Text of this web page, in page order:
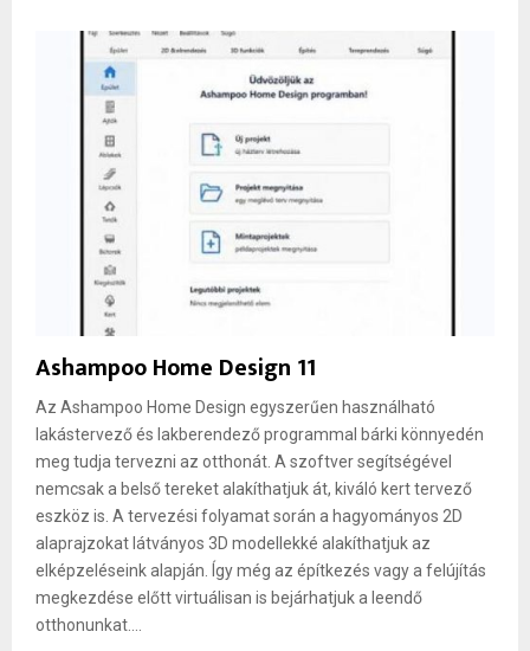
Ashampoo Home Design 11
Az Ashampoo Home Design egyszerűen használható
lakástervező és lakberendező programmal bárki könnyedén
meg tudja tervezni az otthonát. A szoftver segítségével
nemcsak a belső tereket alakíthatjuk át, kiváló kert tervező
eszköz is. A tervezési folyamat során a hagyományos 2D
alaprajzokat látványos 3D modellekké alakíthatjuk az
elképzeléseink alapján. Így még az építkezés vagy a felújítás
megkezdése előtt virtuálisan is bejárhatjuk a leendő
otthonunkat....